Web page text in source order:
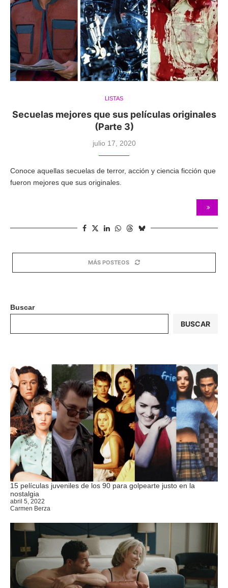
LISTAS
Secuelas mejores que sus películas originales
(Parte 3)
julio 17, 2020
Conoce aquellas secuelas de terror, acción y ciencia ficción que
fueron mejores que sus originales.
MÁS POSTEOS
Buscar
BUSCAR
15 películas juveniles de los 90 para golpearte justo en la
nostalgia
abril 5, 2022
Carmen Berza